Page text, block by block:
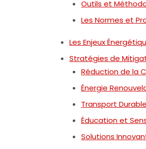
Outils et
Les Normes et
Les Enjeux
Stratégies de
Réduction de la
Énergie
Transport Durable
Éducation et
Solutions